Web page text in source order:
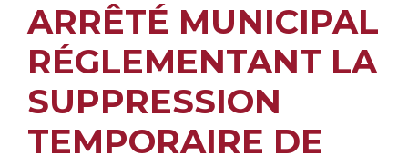
ARRÊTÉ MUNICIPAL
RÉGLEMENTANT LA
SUPPRESSION
TEMPORAIRE DE